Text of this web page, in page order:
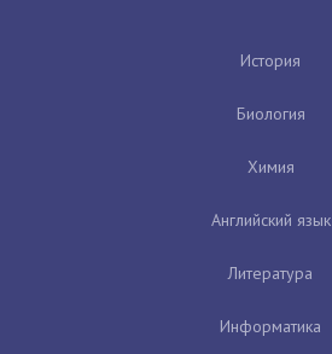
История
Биология
Химия
Английский язык
Литература
Информатика